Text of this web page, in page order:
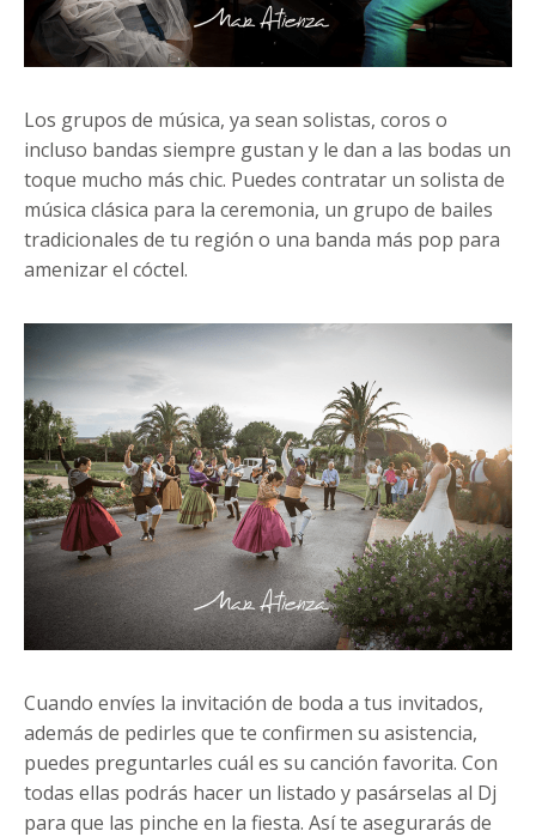
Los grupos de música, ya sean solistas, coros o
incluso bandas siempre gustan y le dan a las bodas un
toque mucho más chic. Puedes contratar un solista de
música clásica para la ceremonia, un grupo de bailes
tradicionales de tu región o una banda más pop para
amenizar el cóctel.
Cuando envíes la invitación de boda a tus invitados,
además de pedirles que te confirmen su asistencia,
puedes preguntarles cuál es su canción favorita. Con
todas ellas podrás hacer un listado y pasárselas al Dj
para que las pinche en la fiesta. Así te asegurarás de